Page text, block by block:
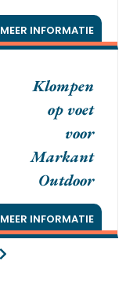
MEER INFORMATIE
Klompen
op voet
voor
Markant
Outdoor
MEER INFORMATIE